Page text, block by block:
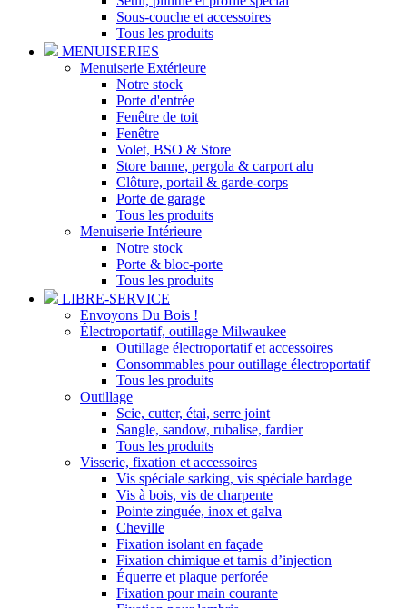
Sous-couche et accessoires
Tous les produits
MENUISERIES
Menuiserie Extérieure
Notre stock
Porte d'entrée
Fenêtre de toit
Fenêtre
Volet, BSO & Store
Store banne, pergola & carport alu
Clôture, portail & garde-corps
Porte de garage
Tous les produits
Menuiserie Intérieure
Notre stock
Porte & bloc-porte
Tous les produits
LIBRE-SERVICE
Envoyons Du Bois !
Électroportatif, outillage Milwaukee
Outillage électroportatif et accessoires
Consommables pour outillage électroportatif
Tous les produits
Outillage
Scie, cutter, étai, serre joint
Sangle, sandow, rubalise, fardier
Tous les produits
Visserie, fixation et accessoires
Vis spéciale sarking, vis spéciale bardage
Vis à bois, vis de charpente
Pointe zinguée, inox et galva
Cheville
Fixation isolant en façade
Fixation chimique et tamis d’injection
Équerre et plaque perforée
Fixation pour main courante